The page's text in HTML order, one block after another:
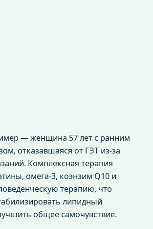
— женщина 57 лет с ранним
отказавшаяся от ГЗТ из-за
Комплексная терапия
омега-3, коэнзим Q10 и
терапию, что
липидный
общее самочувствие.